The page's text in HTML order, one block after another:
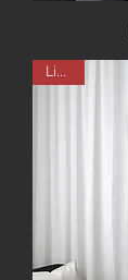
Limité